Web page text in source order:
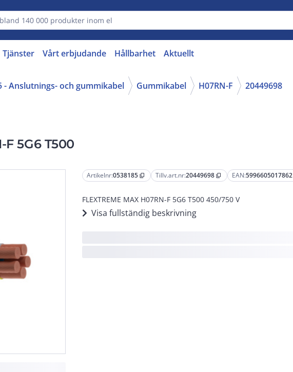
Tjänster Vårt erbjudande Hållbarhet Aktuellt
- Anslutnings- och gummikabel Gummikabel H07RN-F 20449698
F 5G6 T500
Artikelnr:0538185 content_copy Tillv.art.nr:20449698 content_copy EAN:5996605017862
FLEXTREME MAX H07RN-F 5G6 T500 450/750 V
Visa fullständig beskrivning